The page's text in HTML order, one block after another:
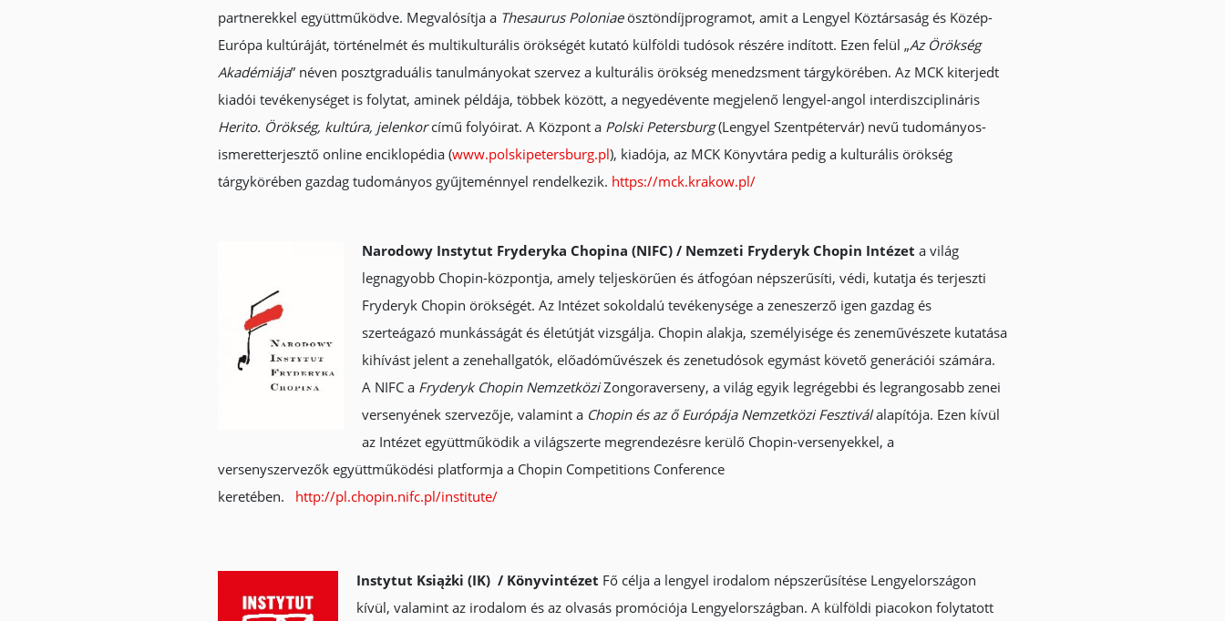
partnerekkel együttműködve. Megvalósítja a Thesaurus Poloniaeösztöndíjprogramot, amit a Lengyel Köztársaság és Közép-
Európa kultúráját, történelmét és multikulturális örökségét kutató külföldi tudósok részére indított. Ezen felül „Az Örökség
Akadémiája” néven posztgraduális tanulmányokat szervez a kulturális örökség menedzsment tárgykörében. Az MCK kiterjedt
kiadói tevékenységet is folytat, aminek példája, többek között, a negyedévente megjelenő lengyel-angol interdiszciplináris
Herito. Örökség, kultúra, jelenkorcímű folyóirat. A Központ a Polski Petersburg(Lengyel Szentpétervár) nevű tudományos-
ismeretterjesztő online enciklopédia (www.polskipetersburg.pl), kiadója, az MCK Könyvtára pedig a kulturális örökség
tárgykörében gazdag tudományos gyűjteménnyel rendelkezik. https://mck.krakow.pl/
Narodowy Instytut Fryderyka Chopina (NIFC) / Nemzeti Fryderyk Chopin Intézet a világ
legnagyobb Chopin-központja, amely teljeskörűen és átfogóan népszerűsíti, védi, kutatja és terjeszti
Fryderyk Chopin örökségét. Az Intézet sokoldalú tevékenysége a zeneszerző igen gazdag és
szerteágazó munkásságát és életútját vizsgálja. Chopin alakja, személyisége és zeneművészete kutatása
kihívást jelent a zenehallgatók, előadóművészek és zenetudósok egymást követő generációi számára.
A NIFC a Fryderyk Chopin NemzetköziZongoraverseny, a világ egyik legrégebbi és legrangosabb zenei
versenyének szervezője, valamint a Chopin és az ő Európája Nemzetközi Fesztiválalapítója. Ezen kívül
az Intézet együttműködik a világszerte megrendezésre kerülő Chopin-versenyekkel, a
versenyszervezők együttműködési platformja a Chopin Competitions Conference
keretében.
http://pl.chopin.nifc.pl/institute/
Instytut Książki (IK) / Könyvintézet Fő célja a lengyel irodalom népszerűsítése Lengyelországon
kívül, valamint az irodalom és az olvasás promóciója Lengyelországban. A külföldi piacokon folytatott